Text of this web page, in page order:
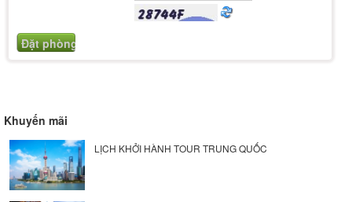
Khuyến mãi
LỊCH KHỞI HÀNH TOUR TRUNG QUỐC